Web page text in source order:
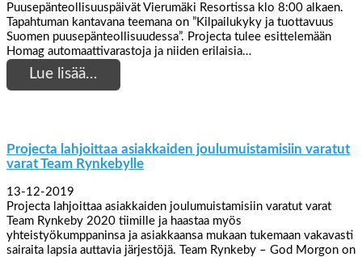
Puusepänteollisuuspäivät Vierumäki Resortissa klo 8:00 alkaen.
Tapahtuman kantavana teemana on ”Kilpailukyky ja tuottavuus
Suomen puusepänteollisuudessa”. Projecta tulee esittelemään
Homag automaattivarastoja ja niiden erilaisia…
Lue lisää…
Projecta lahjoittaa asiakkaiden joulumuistamisiin varatut
varat Team Rynkebylle
13-12-2019
Projecta lahjoittaa asiakkaiden joulumuistamisiin varatut varat
Team Rynkeby 2020 tiimille ja haastaa myös
yhteistyökumppaninsa ja asiakkaansa mukaan tukemaan vakavasti
sairaita lapsia auttavia järjestöjä. Team Rynkeby – God Morgon on